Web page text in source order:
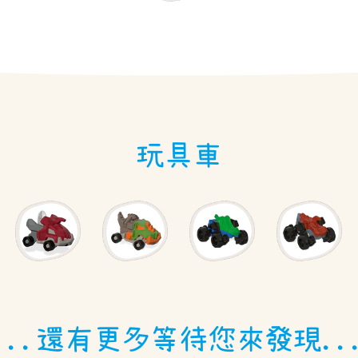
玩具車
還有更多等待您來發現